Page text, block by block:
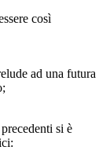
così
ad una futura
si è